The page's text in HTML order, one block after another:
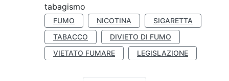
tabagismo
FUMO NICOTINA
SIGARETTA
TABACCO
DIVIETO DI FUMO
VIETATO FUMARE
LEGISLAZIONE